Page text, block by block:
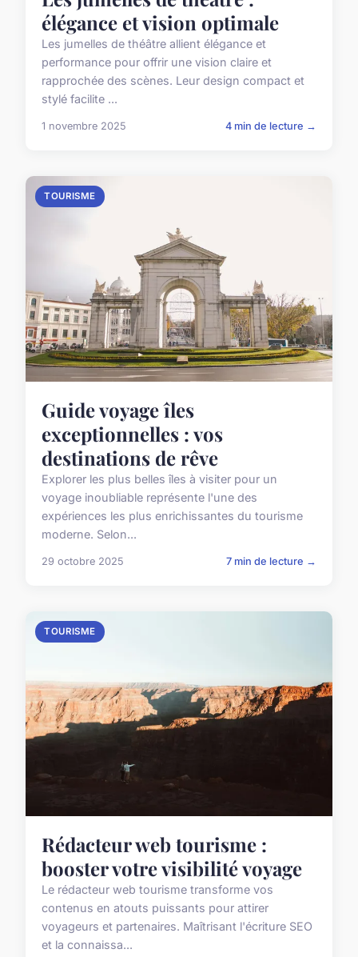
élégance et vision optimale
Les jumelles de théâtre allient élégance et
performance pour offrir une vision claire et
rapprochée des scènes. Leur design compact et
stylé facilite ...
1 novembre 2025 4 min de lecture →
TOURISME
Guide voyage îles
exceptionnelles : vos
destinations de rêve
Explorer les plus belles îles à visiter pour un
voyage inoubliable représente l'une des
expériences les plus enrichissantes du tourisme
moderne. Selon...
29 octobre 2025 7 min de lecture →
TOURISME
Rédacteur web tourisme :
booster votre visibilité voyage
Le rédacteur web tourisme transforme vos
contenus en atouts puissants pour attirer
voyageurs et partenaires. Maîtrisant l'écriture SEO
et la connaissa...